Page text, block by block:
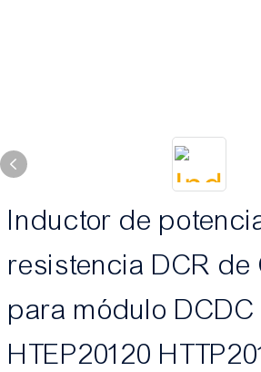
Inductor de
resistencia DCR de
para módulo DCDC
HTEP20120